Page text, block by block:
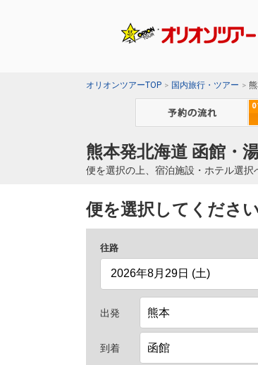
オリオンツアーTOP 国内旅行・ツアー
熊本発北海道 函館・
便を選択の上、宿泊施設・ホテル選択
便を選択してくださ
往路
出発
到着